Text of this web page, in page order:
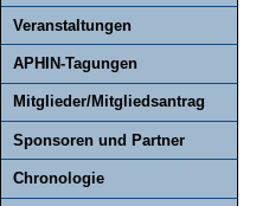
Veranstaltungen
APHIN-Tagungen
Mitglieder/Mitgliedsantrag
Sponsoren und Partner
Chronologie